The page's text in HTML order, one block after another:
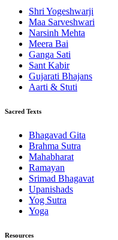
Shri Yogeshwarji
Maa Sarveshwari
Narsinh Mehta
Meera Bai
Ganga Sati
Sant Kabir
Gujarati Bhajans
Aarti & Stuti
Sacred Texts
Bhagavad Gita
Brahma Sutra
Mahabharat
Ramayan
Srimad Bhagavat
Upanishads
Yog Sutra
Yoga
Resources